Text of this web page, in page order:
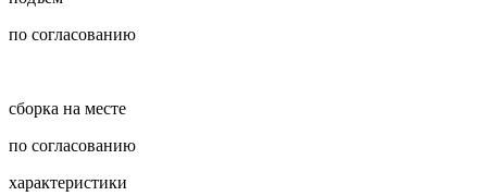
по согласованию
сборка на месте
по согласованию
характеристики